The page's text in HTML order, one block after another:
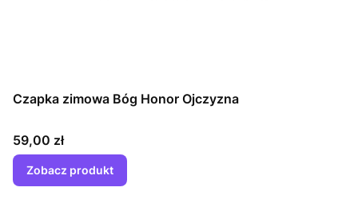
Czapka zimowa Bóg Honor Ojczyzna
Cena
59,00 zł
Zobacz produkt